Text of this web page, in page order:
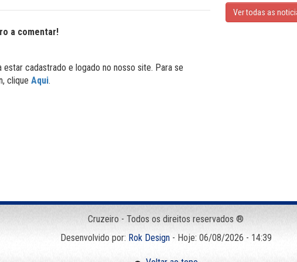
a comentar!
cadastrado e logado no nosso site. Para se
clique Aqui.
Ver todas as
Cruzeiro - Todos os direitos reservados ®
Desenvolvido por: Rok Design- Hoje: 06/08/2026 - 14:39